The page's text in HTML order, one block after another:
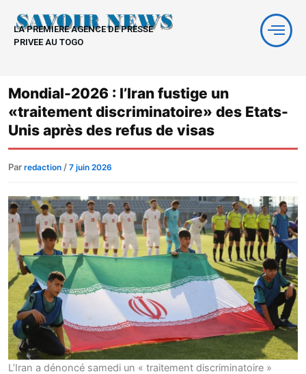
contenu
LA PREMIERE AGENCE DE PRESSE
PRIVEE AU TOGO
Mondial-2026 : l’Iran fustige un
«traitement discriminatoire» des Etats-
Unis après des refus de visas
Par redaction / 7 juin 2026
L’Iran a dénoncé samedi un « traitement discriminatoire »